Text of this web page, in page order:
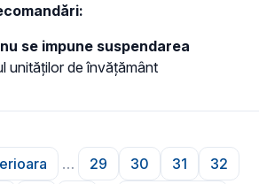
se impune suspendarea
unităților de învățământ
Pagina anterioară
…
Pagina
29
Pagina
30
Pagina
31 32